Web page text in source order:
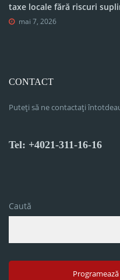
taxe locale fără riscuri
mai 7, 2026
CONTACT
Puteți să ne contactați
Tel: +4021-311-16-16
Caută